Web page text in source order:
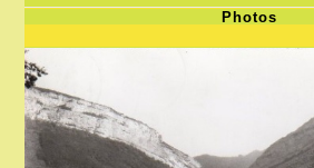
Photos